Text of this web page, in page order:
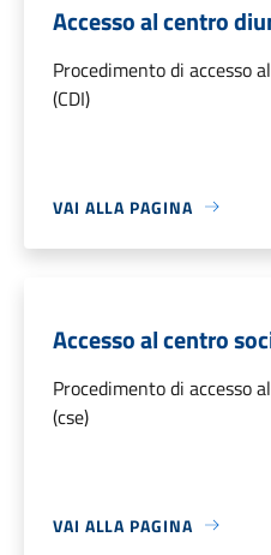
Accesso al centro
Procedimento di accesso
(CDI)
VAI ALLA PAGINA
Accesso al centro
Procedimento di accesso
(cse)
VAI ALLA PAGINA